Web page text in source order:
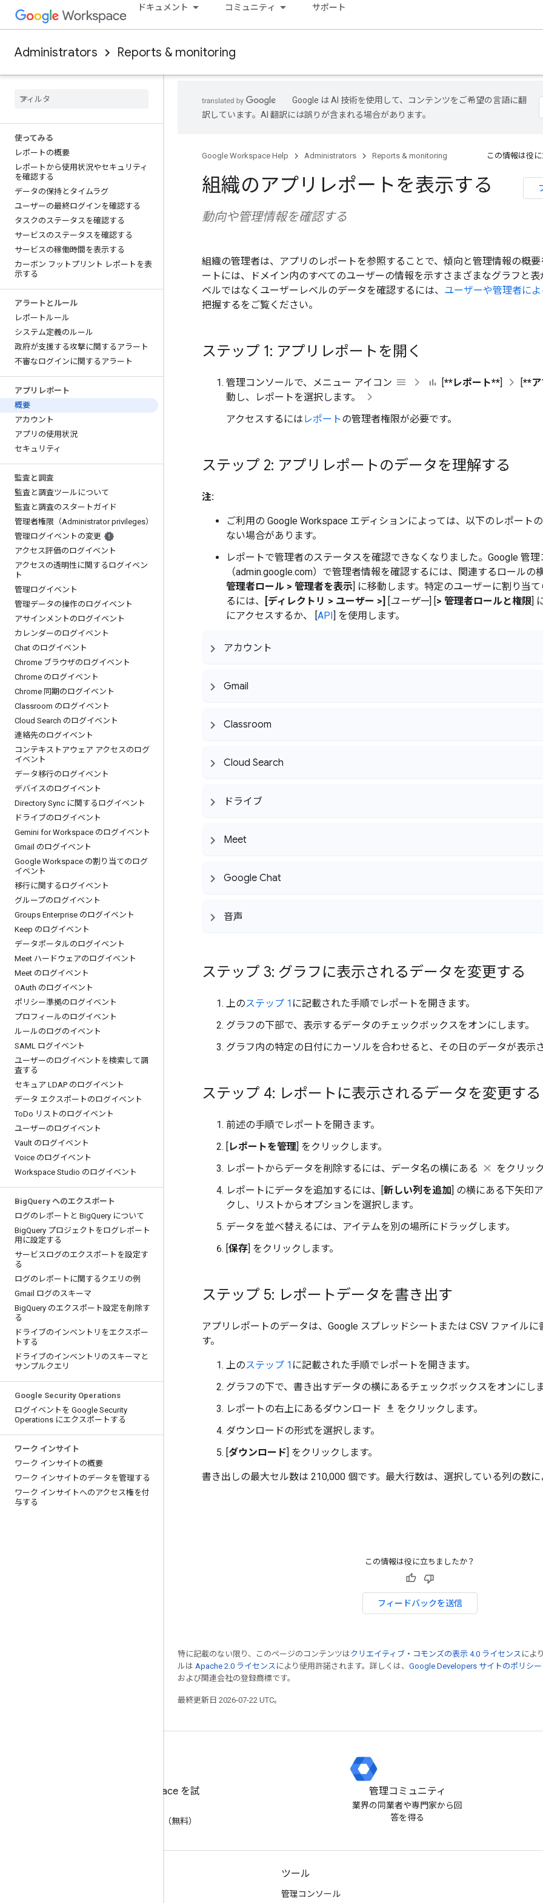
ドキュメント コミュニティ サポート
Administrators Reports & monitoring
使ってみる
レポートの概要
レポートから使用状況やセキュリティ
を確認する
データの保持とタイムラグ
ユーザーの最終ログインを確認する
タスクのステータスを確認する
サービスのステータスを確認する
サービスの稼働時間を表示する
カーボン フットプリント レポートを表
示する
アラートとルール
レポートルール
システム定義のルール
政府が支援する攻撃に関するアラート
不審なログインに関するアラート
アプリレポート
概要
アカウント
アプリの使用状況
セキュリティ
監査と調査
監査と調査ツールについて
監査と調査のスタートガイド
管理者権限（Administrator privileges）
管理ログイベントの変更
アクセス評価のログイベント
アクセスの透明性に関するログイベン
ト
管理ログイベント
管理データの操作のログイベント
アサインメントのログイベント
カレンダーのログイベント
Chat のログイベント
Chrome ブラウザのログイベント
Chrome のログイベント
Chrome 同期のログイベント
Classroom のログイベント
Cloud Search のログイベント
連絡先のログイベント
コンテキストアウェア アクセスのログ
イベント
データ移行のログイベント
デバイスのログイベント
Directory Sync に関するログイベント
ドライブのログイベント
Gemini for Workspace のログイベント
Gmail のログイベント
Google Workspace の割り当てのログ
イベント
移行に関するログイベント
グループのログイベント
Groups Enterprise のログイベント
Keep のログイベント
データポータルのログイベント
Meet ハードウェアのログイベント
Meet のログイベント
OAuth のログイベント
ポリシー準拠のログイベント
プロフィールのログイベント
ルールのログのイベント
SAML ログイベント
ユーザーのログイベントを検索して調
査する
セキュア LDAP のログイベント
データ エクスポートのログイベント
ToDo リストのログイベント
ユーザーのログイベント
Vault のログイベント
Voice のログイベント
Workspace Studio のログイベント
BigQuery へのエクスポート
ログのレポートと BigQuery について
BigQuery プロジェクトをログレポート
用に設定する
サービスログのエクスポートを設定す
る
ログのレポートに関するクエリの例
Gmail ログのスキーマ
BigQuery のエクスポート設定を削除す
る
ドライブのインベントリをエクスポー
トする
ドライブのインベントリのスキーマと
サンプルクエリ
Google Security Operations
ログイベントを Google Security
Operations にエクスポートする
ワーク インサイト
ワーク インサイトの概要
ワーク インサイトのデータを管理する
ワーク インサイトへのアクセス権を付
与する
Google は AI 技術を使用して、コンテンツをご希望の言語に翻
訳しています。AI 翻訳には誤りが含まれる場合があります。
Google Workspace Help Administrators Reports & monitoring この情報は役
組織のアプリレポートを表示する
動向や管理情報を確認する
組織の管理者は、アプリのレポートを参照することで、傾向と管理情報の概
ートには、ドメイン内のすべてのユーザーの情報を示すさまざまなグラフと
ベルではなくユーザーレベルのデータを確認するには、 ユーザーや管理者によ
把握するをご覧ください。
ステップ 1: アプリレポートを開く
管理コンソールで、メニュー アイコン [**レポート**] [**ア
動し、レポートを選択します。
アクセスするには レポートの管理者権限が必要です。
ステップ 2: アプリレポートのデータを理解する
注:
ご利用の Google Workspace エディションによっては、以下のレポート
ない場合があります。
レポートで管理者のステータスを確認できなくなりました。Google 管理
（admin.google.com）で管理者情報を確認するには、関連するロールの
管理者ロール > 管理者を表示] に移動します。特定のユーザーに割り当
るには、
[ディレクトリ > ユーザー >] [ユーザー] [> 管理者ロールと権限]
にアクセスするか、 [API] を使用します。
アカウント
Gmail
Classroom
Cloud Search
ドライブ
Meet
Google Chat
音声
ステップ 3: グラフに表示されるデータを変更する
上のステップ 1 に記載された手順でレポートを開きます。
グラフの下部で、表示するデータのチェックボックスをオンにします。
グラフ内の特定の日付にカーソルを合わせると、その日のデータが表示さ
ステップ 4: レポートに表示されるデータを変更する
前述の手順でレポートを開きます。
[レポートを管理] をクリックします。
レポートからデータを削除するには、データ名の横にある
をクリッ
レポートにデータを追加するには、[新しい列を追加] の横にある下矢印
クし、リストからオプションを選択します。
データを並べ替えるには、アイテムを別の場所にドラッグします。
[保存] をクリックします。
ステップ 5: レポートデータを書き出す
アプリレポートのデータは、Google スプレッドシートまたは CSV ファイルに
す。
上のステップ 1 に記載された手順でレポートを開きます。
グラフの下で、書き出すデータの横にあるチェックボックスをオンにしま
レポートの右上にあるダウンロード
をクリックします。
ダウンロードの形式を選択します。
[ダウンロード] をクリックします。
書き出しの最大セル数は 210,000 個です。最大行数は、選択している列の数に
この情報は役に立ちましたか？
フィードバックを送信
特に記載のない限り、このページのコンテンツはクリエイティブ・コモンズの表示 4.0 ライセンス によ
ルは Apache 2.0 ライセンス により使用許諾されます。詳しくは、 Google Developers サイトのポリシー
および関連会社の登録商標です。
最終更新日 2026-07-22 UTC。
Google Workspace を試
AI で生産性を向上（無料）
管理コミュニティ
業界の同業者や専門家から回
答を得る
ツール
管理コンソール